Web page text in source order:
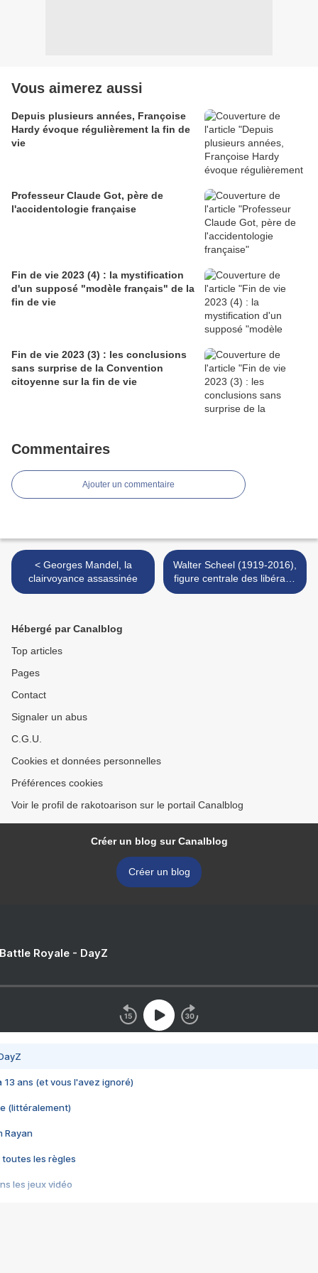
Vous aimerez aussi
Depuis plusieurs années, Françoise
Hardy évoque régulièrement la fin de
vie
Professeur Claude Got, père de
l'accidentologie française
Fin de vie 2023 (4) : la mystification
d'un supposé "modèle français" de la
fin de vie
Fin de vie 2023 (3) : les conclusions
sans surprise de la Convention
citoyenne sur la fin de vie
Commentaires
Ajouter un commentaire
< Georges Mandel, la
clairvoyance assassinée
Walter Scheel (1919-2016),
figure centrale des libéraux
démocrates allemands >
Hébergé par Canalblog
Top articles
Pages
Contact
Signaler un abus
C.G.U.
Cookies et données personnelles
Préférences cookies
Voir le profil de rakotoarison sur le portail Canalblog
Créer un blog sur Canalblog
Créer un blog
Royale - DayZ
13 ans (et vous l'avez ignoré)
(littéralement)
Rayan
toutes les règles
les jeux vidéo